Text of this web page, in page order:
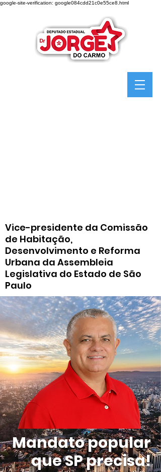
google-site-verification: google084cdd21c0e55ce8.html
Vice-presidente da Comissão
de Habitação,
Desenvolvimento e Reforma
Urbana da Assembleia
Legislativa do Estado de São
Paulo
Mandato popular
que SP precisa!